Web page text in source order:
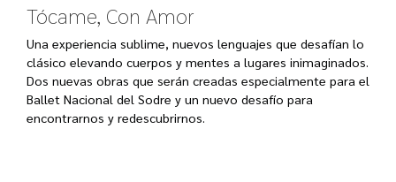
Tócame, Con Amor
Una experiencia sublime, nuevos lenguajes que desafían lo
clásico elevando cuerpos y mentes a lugares inimaginados.
Dos nuevas obras que serán creadas especialmente para el
Ballet Nacional del Sodre y un nuevo desafío para
encontrarnos y redescubrirnos.